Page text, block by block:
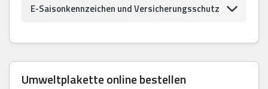
E-Saisonkennzeichen und Versicherungsschutz
Umweltplakette online bestellen